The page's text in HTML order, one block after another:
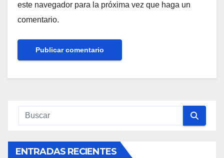
este navegador para la próxima vez que haga un
comentario.
ENTRADAS RECIENTES